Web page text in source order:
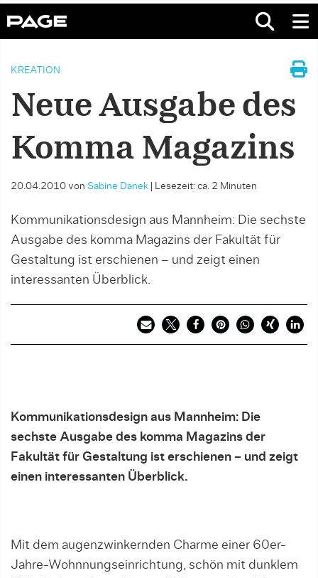
KREATION
Neue Ausgabe des
Komma Magazins
20.04.2010 von Sabine Danek Lesezeit: ca. 2 Minuten
Kommunikationsdesign aus Mannheim: Die sechste
Ausgabe des komma Magazins der Fakultät für
Gestaltung ist erschienen – und zeigt einen
interessanten Überblick.
Kommunikationsdesign aus Mannheim: Die
sechste Ausgabe des komma Magazins der
Fakultät für Gestaltung ist erschienen – und zeigt
einen interessanten Überblick.
Mit dem augenzwinkernden Charme einer 60er-
Jahre-Wohnnungseinrichtung, schön mit dunklem